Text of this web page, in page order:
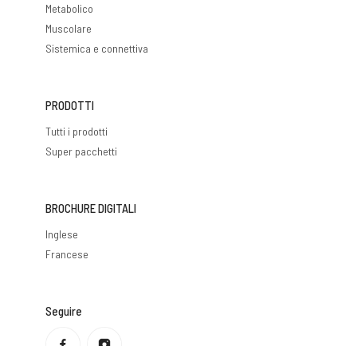
Metabolico
Muscolare
Sistemica e connettiva
PRODOTTI
Tutti i prodotti
Super pacchetti
BROCHURE DIGITALI
Inglese
Francese
SeguireInformativa sulla privacy
Politica di rimborso